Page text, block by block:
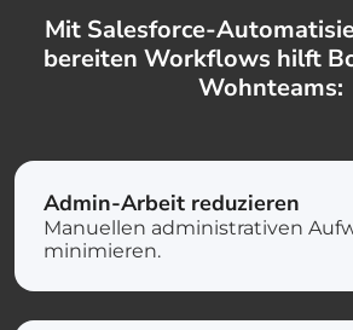
Mit Salesforce-
bereiten Workflows hilft
Wohnteams:
Admin-Arbeit reduzieren
Manuellen administrativen
minimieren.